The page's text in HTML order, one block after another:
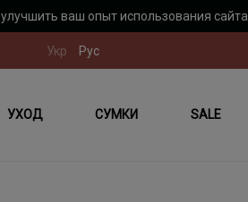
ваш опыт использования сайта.
Укр Рус
УХОД СУМКИ SALE